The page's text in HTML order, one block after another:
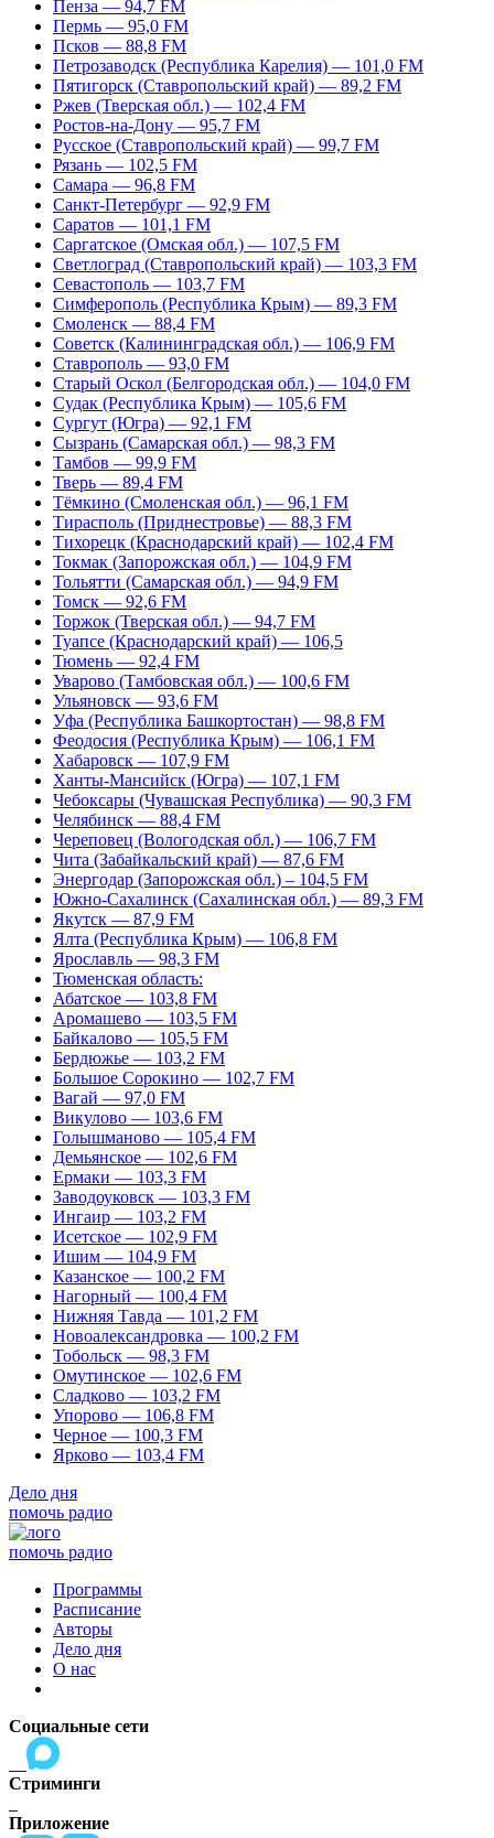
Пенза — 94,7 FM
Пермь — 95,0 FM
Псков — 88,8 FM
Петрозаводск (Республика Карелия) — 101,0 FM
Пятигорск (Ставропольский край) — 89,2 FM
Ржев (Тверская обл.) — 102,4 FM
Ростов-на-Дону — 95,7 FM
Русское (Ставропольский край) — 99,7 FM
Рязань — 102,5 FM
Самара — 96,8 FM
Санкт-Петербург — 92,9 FM
Саратов — 101,1 FM
Саргатское (Омская обл.) — 107,5 FM
Светлоград (Ставропольский край) — 103,3 FM
Севастополь — 103,7 FM
Симферополь (Республика Крым) — 89,3 FM
Смоленск — 88,4 FM
Советск (Калининградская обл.) — 106,9 FM
Ставрополь — 93,0 FM
Старый Оскол (Белгородская обл.) — 104,0 FM
Судак (Республика Крым) — 105,6 FM
Сургут (Югра) — 92,1 FM
Сызрань (Самарская обл.) — 98,3 FM
Тамбов — 99,9 FM
Тверь — 89,4 FM
Тёмкино (Смоленская обл.) — 96,1 FM
Тирасполь (Приднестровье) — 88,3 FM
Тихорецк (Краснодарский край) — 102,4 FM
Токмак (Запорожская обл.) — 104,9 FM
Тольятти (Самарская обл.) — 94,9 FM
Томск — 92,6 FM
Торжок (Тверская обл.) — 94,7 FM
Туапсе (Краснодарский край) — 106,5
Тюмень — 92,4 FM
Уварово (Тамбовская обл.) — 100,6 FM
Ульяновск — 93,6 FM
Уфа (Республика Башкортостан) — 98,8 FM
Феодосия (Республика Крым) — 106,1 FM
Хабаровск — 107,9 FM
Ханты-Мансийск (Югра) — 107,1 FM
Чебоксары (Чувашская Республика) — 90,3 FM
Челябинск — 88,4 FM
Череповец (Вологодская обл.) — 106,7 FM
Чита (Забайкальский край) — 87,6 FM
Энергодар (Запорожская обл.) – 104,5 FM
Южно-Сахалинск (Сахалинская обл.) — 89,3 FM
Якутск — 87,9 FM
Ялта (Республика Крым) — 106,8 FM
Ярославль — 98,3 FM
Тюменская область:
Абатское — 103,8 FM
Аромашево — 103,5 FM
Байкалово — 105,5 FM
Бердюжье — 103,2 FM
Большое Сорокино — 102,7 FM
Вагай — 97,0 FM
Викулово — 103,6 FM
Голышманово — 105,4 FM
Демьянское — 102,6 FM
Ермаки — 103,3 FM
Заводоуковск — 103,3 FM
Ингаир — 103,2 FM
Исетское — 102,9 FM
Ишим — 104,9 FM
Казанское — 100,2 FM
Нагорный — 100,4 FM
Нижняя Тавда — 101,2 FM
Новоалександровка — 100,2 FM
Тобольск — 98,3 FM
Омутинское — 102,6 FM
Сладково — 103,2 FM
Упорово — 106,8 FM
Черное — 100,3 FM
Ярково — 103,4 FM
Дело дня
помочь радио
помочь радио
Программы
Расписание
Авторы
Дело дня
О нас
Социальные сети
Стриминги
Приложение